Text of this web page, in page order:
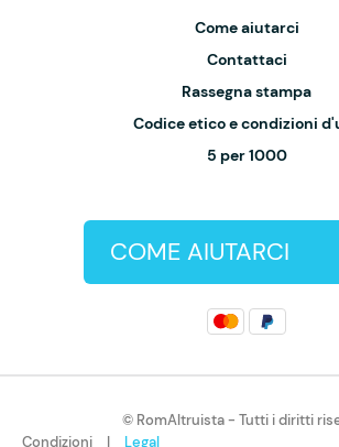
Come aiutarci
Contattaci
Rassegna stampa
Codice etico e condizioni
5 per 1000
COME AIUTARCI
© RomAltruista - Tutti i diritti
Condizioni
| Legal